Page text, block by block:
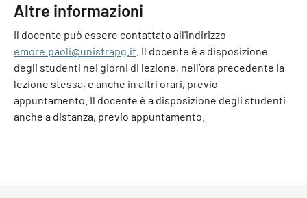
Altre informazioni
Il docente può essere contattato all'indirizzo
emore.paoli@unistrapg.it . Il docente è a disposizione
degli studenti nei giorni di lezione, nell’ora precedente la
lezione stessa, e anche in altri orari, previo
appuntamento. Il docente è a disposizione degli studenti
anche a distanza, previo appuntamento.